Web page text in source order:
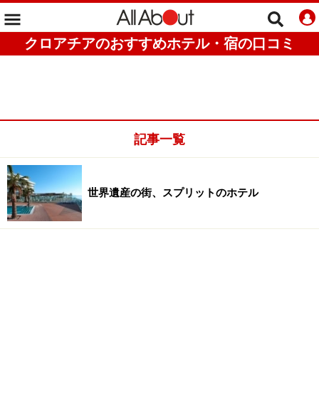
クロアチアのおすすめホテル・宿の口コミ
記事一覧
世界遺産の街、スプリットのホテル